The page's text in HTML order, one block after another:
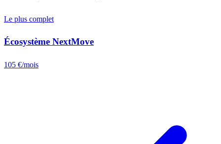
Le plus complet
Écosystème NextMove
105 €/mois